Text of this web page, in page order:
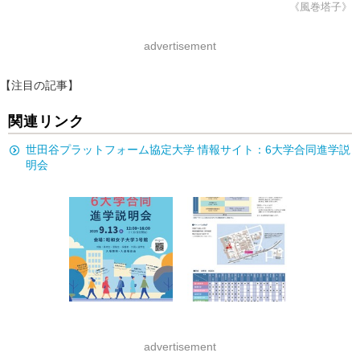
《風巻塔子》
advertisement
【注目の記事】
関連リンク
世田谷プラットフォーム協定大学 情報サイト：6大学合同進学説
明会
advertisement